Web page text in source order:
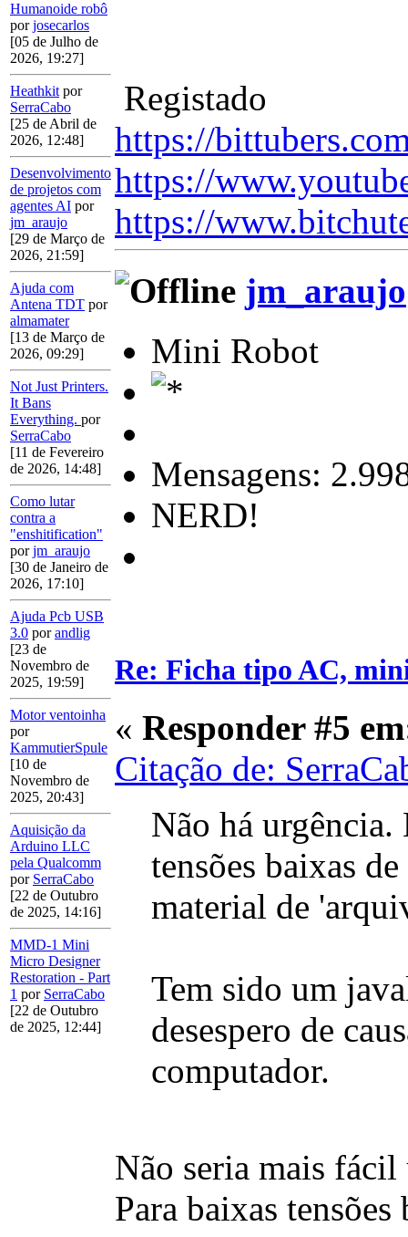
Humanoide robô
porjosecarlos
[05 de Julho de
2026, 19:27]
Heathkit por
SerraCabo
[25 de Abril de
2026, 12:48]
Desenvolvimento
de projetos com
agentes AI por
jm_araujo
[29 de Março de
2026, 21:59]
Ajuda com
Antena TDT por
almamater
[13 de Março de
2026, 09:29]
Not Just Printers.
It Bans
Everything. por
SerraCabo
[11 de Fevereiro
de 2026, 14:48]
Como lutar
contra a
"enshitification"
porjm_araujo
[30 de Janeiro de
2026, 17:10]
Ajuda Pcb USB
3.0 porandlig
[23 de
Novembro de
2025, 19:59]
Motor ventoinha
por
KammutierSpule
[10 de
Novembro de
2025, 20:43]
Aquisição da
Arduino LLC
pela Qualcomm
por SerraCabo
[22 de Outubro
de 2025, 14:16]
MMD-1 Mini
Micro Designer
Restoration - Part
1 por SerraCabo
[22 de Outubro
de 2025, 12:44]
Registado
https://
https://
https://
jm_araujo
Mini Robot
Mensagens:
NERD!
Re: Ficha tipo AC,
« Responder #5
Citação de:
Não há urgência.
tensões baixas
material de
Tem sido um
desespero de
computador.
Não seria mais
Para baixas